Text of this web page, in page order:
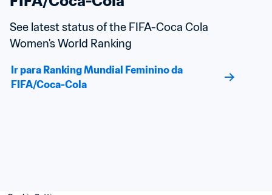
See latest status of the FIFA-Coca Cola
Women's World Ranking
Ir para Ranking Mundial Feminino da
FIFA/Coca-Cola